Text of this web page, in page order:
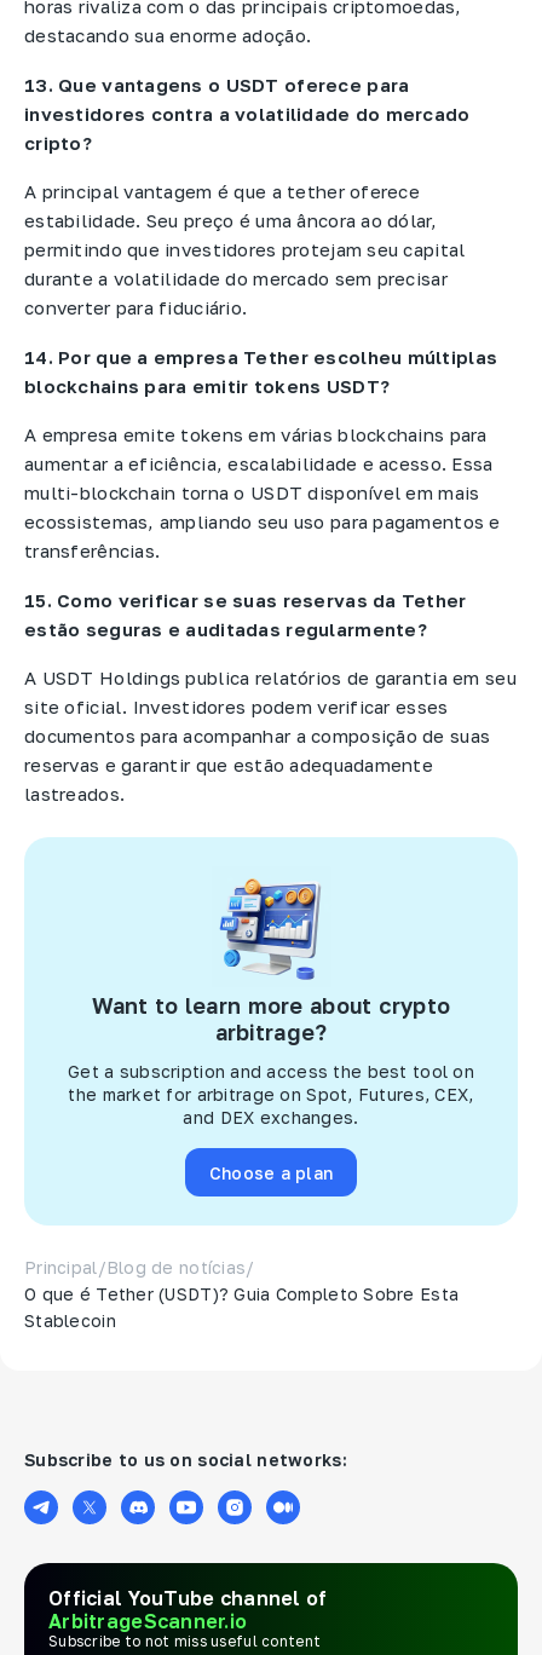
horas rivaliza com o das principais criptomoedas,
destacando sua enorme adoção.
13. Que vantagens o USDT oferece para
investidores contra a volatilidade do mercado
cripto?
A principal vantagem é que a tether oferece
estabilidade. Seu preço é uma âncora ao dólar,
permitindo que investidores protejam seu capital
durante a volatilidade do mercado sem precisar
converter para fiduciário.
14. Por que a empresa Tether escolheu múltiplas
blockchains para emitir tokens USDT?
A empresa emite tokens em várias blockchains para
aumentar a eficiência, escalabilidade e acesso. Essa
multi-blockchain torna o USDT disponível em mais
ecossistemas, ampliando seu uso para pagamentos e
transferências.
15. Como verificar se suas reservas da Tether
estão seguras e auditadas regularmente?
A USDT Holdings publica relatórios de garantia em seu
site oficial. Investidores podem verificar esses
documentos para acompanhar a composição de suas
reservas e garantir que estão adequadamente
lastreados.
Want to learn more about crypto
arbitrage?
Get a subscription and access the best tool on
the market for arbitrage on Spot, Futures, CEX,
and DEX exchanges.
Choose a plan
Principal /Blog de notícias/
O que é Tether (USDT)? Guia Completo Sobre Esta
Stablecoin
Subscribe to us on social networks:
Official YouTube channel of
ArbitrageScanner.io
Subscribe to not miss useful content